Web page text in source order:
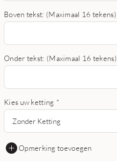
Boven tekst: (Maximaal 16 tekens)
Onder tekst: (Maximaal 16 tekens)
Kies uw ketting *
Zonder Ketting
Opmerking toevoegen